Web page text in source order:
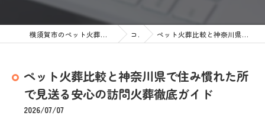
横須賀市のペット火葬なら訪問ペット火葬 ペットメモリアル神奈川 コラム ペット火葬比較と神奈川県で住み慣れた所で見送る安心の訪問火葬徹底ガイド
ペット火葬比較と神奈川県で住み慣れた所
で見送る安心の訪問火葬徹底ガイド
2026/07/07